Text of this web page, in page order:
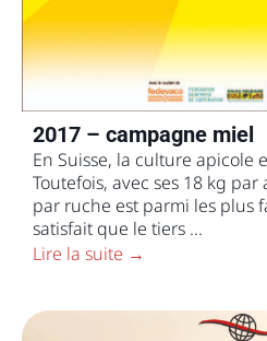
2017 – campagne miel
En Suisse, la culture apicole
Toutefois, avec ses 18 kg
par ruche est parmi les plus
satisfait que le tiers ...
Lire la suite →